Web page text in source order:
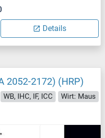
Details
2052-2172) (HRP)
WB, IHC, IF, ICC
Wirt: Maus